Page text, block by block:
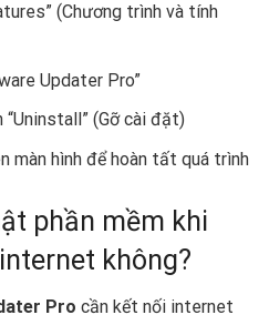
(Chương trình và tính
Updater Pro”
“Uninstall” (Gỡ cài đặt)
màn hình để hoàn tất quá trình
phần mềm khi
không?
Pro cần kết nối internet